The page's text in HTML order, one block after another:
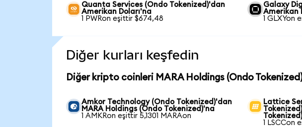
Quanta Services (Ondo Tokenized)'dan
Amerikan Doları'na
1 PWRon eşittir $674,48
Galaxy
Amerikan
1 GLXYon
Diğer kurları keşfedin
Diğer kripto coinleri MARA Holdings (Ondo
Amkor Technology (Ondo Tokenized)'dan
MARA Holdings (Ondo Tokenized)'na
1 AMKRon eşittir 5,1301 MARAon
Lattice
1 LSCCon